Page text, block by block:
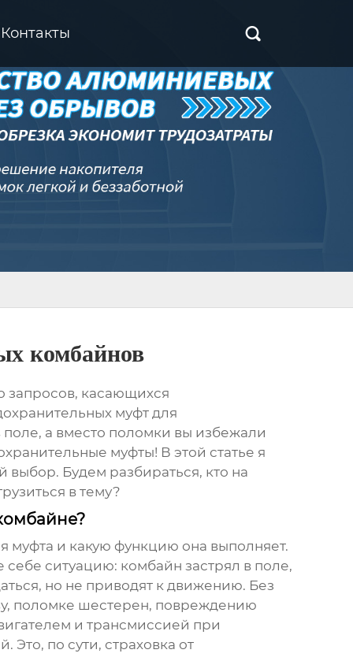
Контакты 
комбайнов
запросов, касающихся
муфт для
а вместо поломки вы избежали
муфты! В этой статье я
Будем разбираться, кто на
в тему?
муфта и какую функцию она выполняет.
себе ситуацию: комбайн застрял в поле,
но не приводят к движению. Без
поломке шестерен, повреждению
и трансмиссией при
по сути, страховка от